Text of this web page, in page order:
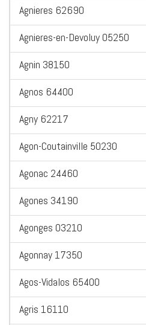
Agnieres 62690
Agnieres-en-Devoluy 05250
Agnin 38150
Agnos 64400
Agny 62217
Agon-Coutainville 50230
Agonac 24460
Agones 34190
Agonges 03210
Agonnay 17350
Agos-Vidalos 65400
Agris 16110